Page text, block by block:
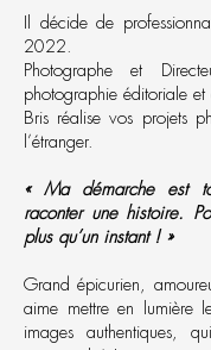
Il décide de
2022.
Photographe et
photographie éditoriale
Bris réalise vos projets
l’étranger.
« Ma démarche est
raconter une histoire.
plus qu’un instant ! »
Grand épicurien,
aime mettre en lumière
images authentiques,